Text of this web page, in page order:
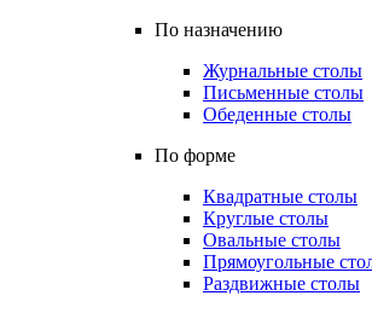
По назначению
Журнальные столы
Письменные столы
Обеденные столы
По форме
Квадратные столы
Круглые столы
Овальные столы
Прямоугольные
Раздвижные столы